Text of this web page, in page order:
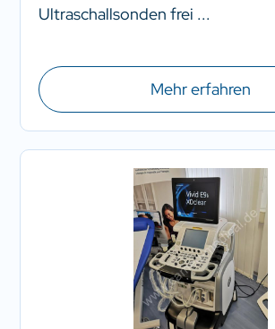
Ultraschallsonden frei ...
Mehr erfahren